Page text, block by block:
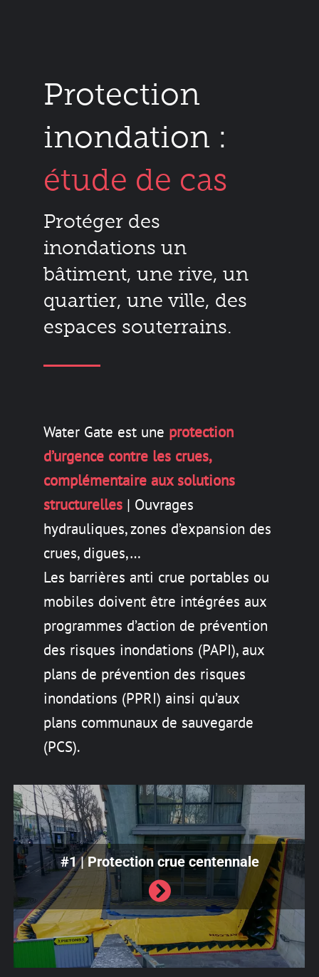
Protection
inondation :
étude de cas
Protéger des
inondations un
bâtiment, une rive, un
quartier, une ville, des
espaces souterrains.
Water Gate est une protection
d’urgence contre les crues,
complémentaire aux solutions
structurelles | Ouvrages
hydrauliques, zones d’expansion des
crues, digues,…
Les barrières anti crue portables ou
mobiles doivent être intégrées aux
programmes d’action de prévention
des risques inondations (PAPI), aux
plans de prévention des risques
inondations (PPRI) ainsi qu’aux
plans communaux de sauvegarde
(PCS).
#1 | Protection crue centennale